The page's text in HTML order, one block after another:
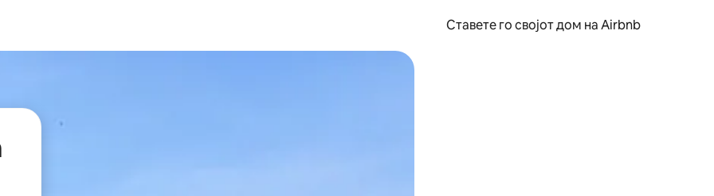
Ставете го својот дом на Airbnb